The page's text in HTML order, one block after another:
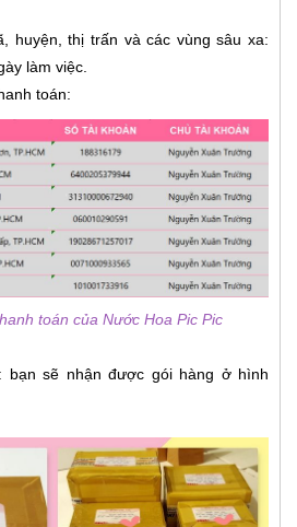
huyện, thị trấn và các vùng sâu xa:
làm việc.
toán:
toán của Nước Hoa Pic Pic
bạn sẽ nhận được gói hàng ở hình